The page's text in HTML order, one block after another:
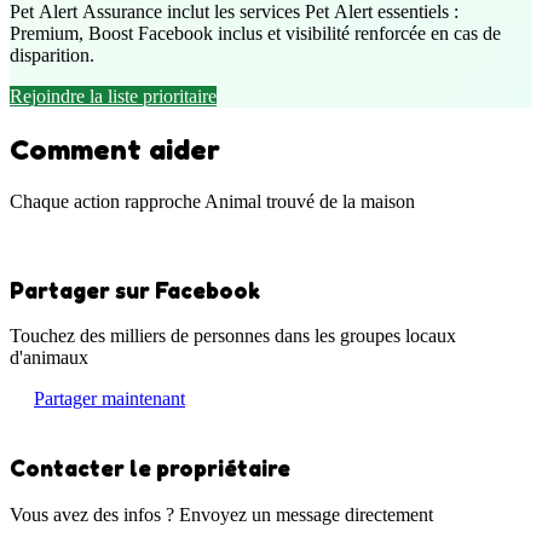
Pet Alert Assurance inclut les services Pet Alert essentiels :
Premium, Boost Facebook inclus et visibilité renforcée en cas de
disparition.
Rejoindre la liste prioritaire
Comment aider
Chaque action rapproche Animal trouvé de la maison
Partager sur Facebook
Touchez des milliers de personnes dans les groupes locaux
d'animaux
Partager maintenant
Contacter le propriétaire
Vous avez des infos ? Envoyez un message directement